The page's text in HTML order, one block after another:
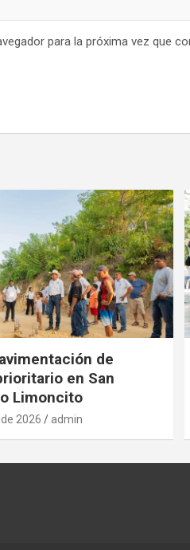
para la próxima vez que
de
en San
Limoncito
2026 admin